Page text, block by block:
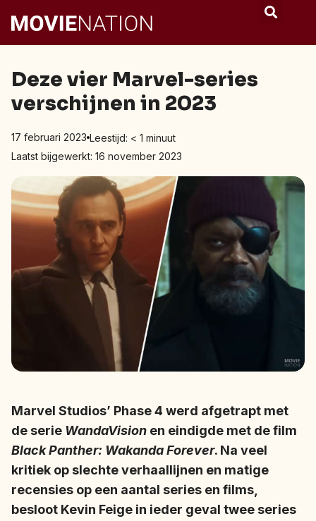
Deze vier Marvel-series
verschijnen in 2023
17 februari 2023 Leestijd: < 1 minuut
Laatst bijgewerkt: 16 november 2023
Marvel Studios’ Phase 4 werd afgetrapt met
de serie WandaVision en eindigde met de film
Black Panther: Wakanda Forever. Na veel
kritiek op slechte verhaallijnen en matige
recensies op een aantal series en films,
besloot Kevin Feige in ieder geval twee series